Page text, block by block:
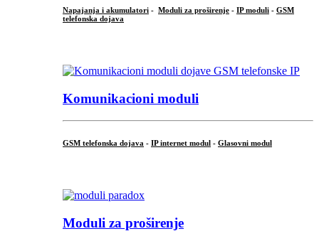
Napajanja i akumulatori - Moduli za proširenje - IP moduli - GSM
telefonska dojava
Komunikacioni moduli
GSM telefonska dojava - IP internet modul - Glasovni modul
Moduli za proširenje